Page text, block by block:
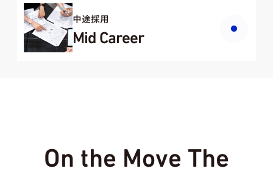
中途採用
Mid Career
On the Move The